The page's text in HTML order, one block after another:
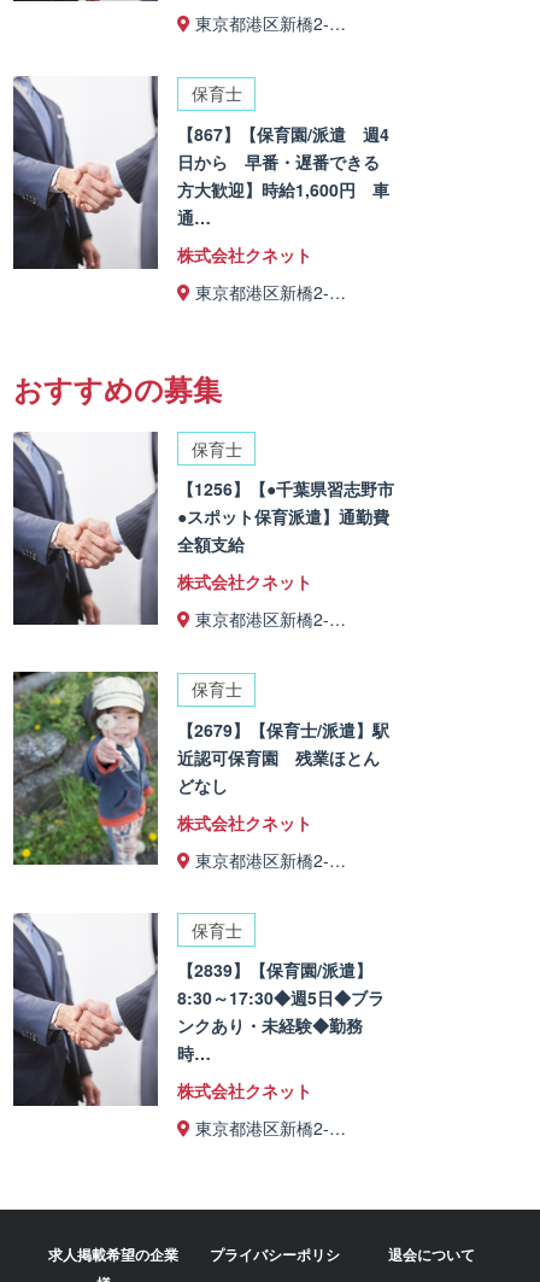
東京都港区新橋2-…
保育士
【867】【保育園/派遣 週4
日から 早番・遅番できる
方大歓迎】時給1,600円 車
通…
株式会社クネット
東京都港区新橋2-…
おすすめの募集
保育士
【1256】【●千葉県習志野市
●スポット保育派遣】通勤費
全額支給
株式会社クネット
東京都港区新橋2-…
保育士
【2679】【保育士/派遣】駅
近認可保育園 残業ほとん
どなし
株式会社クネット
東京都港区新橋2-…
保育士
【2839】【保育園/派遣】
8:30～17:30◆週5日◆ブラ
ンクあり・未経験◆勤務
時…
株式会社クネット
東京都港区新橋2-…
求人掲載希望の企業
プライバシーポリシ
退会について